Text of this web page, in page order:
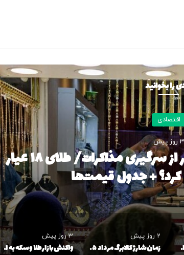
را بخوانید
اقتصادی
3 روز پیش
واکنش بازار طلا و سکه به اخبار از سرگیری مذاکرات/ طلای ۱۸ عیار
کرد؟ + جدول قیمت‌ها
قیمت‌های جدید برنج ایرانی اعلام شد/ طارم هاشمی و دم‌سیاه گیلان چقدر شد؟
2 روز پیش
زمان شارژ کالابرگ مرداد ۱۴۰۵ اعلام شد/ مبلغ کدام دهک‌ها افزایش یافت؟
3 روز پیش
واکنش بازار طلا و سکه به اخبار از سرگیری مذاکرات/ طلای ۱۸ عیار امروز چه تغییری کرد؟ + جدول قیمت‌ها